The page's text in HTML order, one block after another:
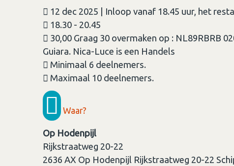
12 dec 2025 | Inloop vanaf 18.45 uur, het
18.30 - 20.45
30,00 Graag 30 overmaken op : NL89RBRB
Guiara. Nica-Luce is een Handels
Minimaal 6 deelnemers.
Maximaal 10 deelnemers.
Waar?
Op Hodenpijl
Rijkstraatweg 20-22
2636 AX Op Hodenpijl Rijkstraatweg 20-22